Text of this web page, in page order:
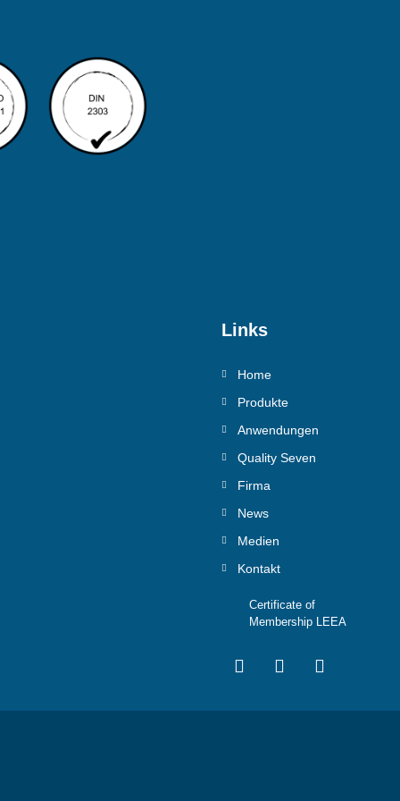
Links
Home
Produkte
Anwendungen
Quality Seven
Firma
News
Medien
Kontakt
Certificate of
Membership LEEA